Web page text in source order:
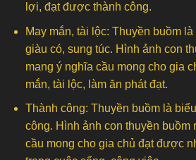
lợi, đạt được thành công.
May mắn, tài lộc: Thuyền buồm
giàu có, sung túc. Hình ảnh con
mang ý nghĩa cầu mong cho gia
mắn, tài lộc, làm ăn phát đạt.
Thành công: Thuyền buồm là
công. Hình ảnh con thuyền buồm
cầu mong cho gia chủ đạt được